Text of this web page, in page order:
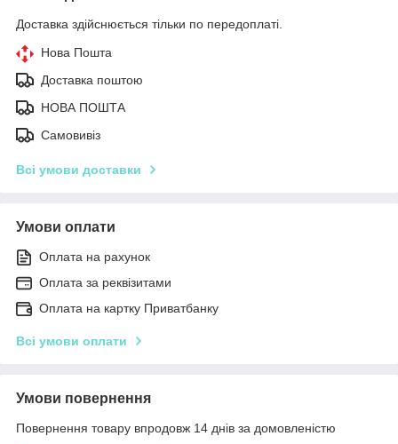
Доставка здійснюється тільки по передоплаті.
Нова Пошта
Доставка поштою
НОВА ПОШТА
Самовивіз
Всі умови доставки
Умови оплати
Оплата на рахунок
Оплата за реквізитами
Оплата на картку Приватбанку
Всі умови оплати
Умови повернення
Повернення товару впродовж 14 днів за домовленістю